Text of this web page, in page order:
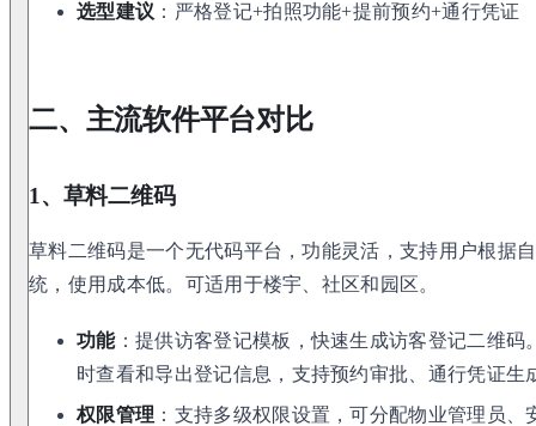
选型建议 ：严格登记+拍照功能+提前预约+通行凭证
二、主流软件平台对比
1、草料二维码
草料二维码是一个无代码平台，功能灵活，支持用户根据
统，使用成本低。可适用于楼宇、社区和园区。
功能：提供访客登记模板，快速生成访客登记二维
时查看和导出登记信息，支持预约审批、通行凭证生
权限管理 ：支持多级权限设置，可分配物业管理员